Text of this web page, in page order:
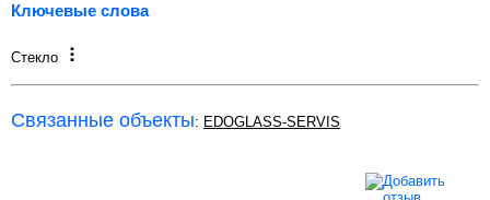
Ключевые слова
Стекло
Связанные объекты: EDOGLASS-SERVIS